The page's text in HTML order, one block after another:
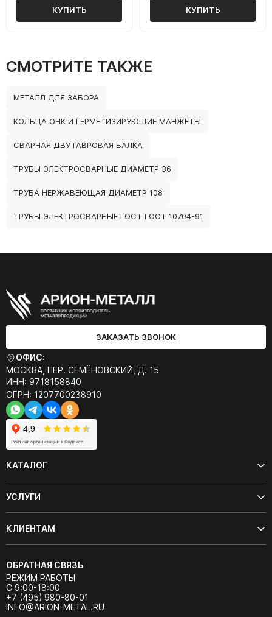
КУПИТЬ КУПИТЬ
СМОТРИТЕ ТАКЖЕ
МЕТАЛЛ ДЛЯ ЗАБОРА
КОЛЬЦА ОНК И ГЕРМЕТИЗИРУЮЩИЕ МАНЖЕТЫ
СВАРНАЯ ДВУТАВРОВАЯ БАЛКА
ТРУБЫ ЭЛЕКТРОСВАРНЫЕ ДИАМЕТР 36
ТРУБА НЕРЖАВЕЮЩАЯ ДИАМЕТР 108
ТРУБЫ ЭЛЕКТРОСВАРНЫЕ ГОСТ ГОСТ 10704-91
ЗАКАЗАТЬ ЗВОНОК
ОФИС:
МОСКВА, ПЕР. СЕМЁНОВСКИЙ, Д. 15
ИНН: 9718158840
ОГРН: 1207700238910
КАТАЛОГ
УСЛУГИ
КЛИЕНТАМ
ОБРАТНАЯ СВЯЗЬ
РЕЖИМ РАБОТЫ
С 9:00-18:00
+7 (495) 980-80-01
INFO@ARION-METAL.RU